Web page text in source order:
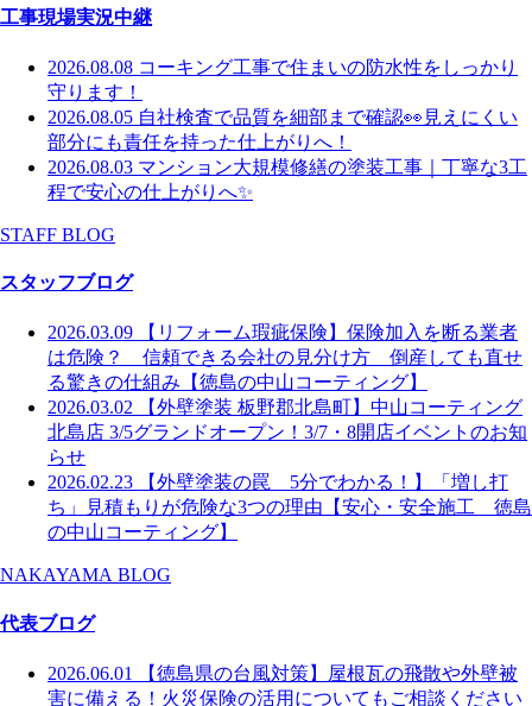
工事現場実況中継
2026.08.08 コーキング工事で住まいの防水性をしっかり
守ります！
2026.08.05 自社検査で品質を細部まで確認👀見えにくい
部分にも責任を持った仕上がりへ！
2026.08.03 マンション大規模修繕の塗装工事｜丁寧な3工
程で安心の仕上がりへ✨
STAFF BLOG
スタッフブログ
2026.03.09
【リフォーム瑕疵保険】保険加入を断る業者
は危険？ 信頼できる会社の見分け方 倒産しても直せ
る驚きの仕組み【徳島の中山コーティング】
2026.03.02
【外壁塗装 板野郡北島町】中山コーティング
北島店 3/5グランドオープン！3/7・8開店イベントのお知
らせ
2026.02.23
【外壁塗装の罠 5分でわかる！】「増し打
ち」見積もりが危険な3つの理由【安心・安全施工 徳島
の中山コーティング】
NAKAYAMA BLOG
代表ブログ
2026.06.01
【徳島県の台風対策】屋根瓦の飛散や外壁被
害に備える！火災保険の活用についてもご相談ください